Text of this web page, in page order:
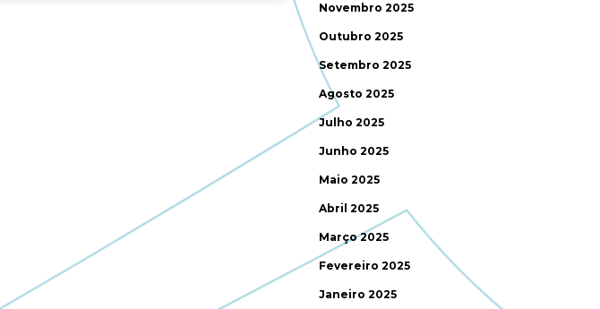
Novembro 2025
Outubro 2025
Setembro 2025
Agosto 2025
Julho 2025
Junho 2025
Maio 2025
Abril 2025
Março 2025
Fevereiro 2025
Janeiro 2025